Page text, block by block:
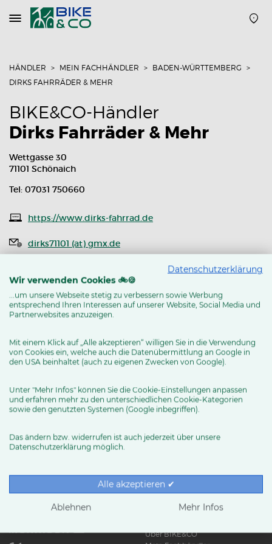
Navigation
öffnen
HÄNDLER MEIN FACHHÄNDLER
BADEN-WÜRTTEMBERG
DIRKS FAHRRÄDER & MEHR
BIKE&CO-Händler
Dirks Fahrräder & Mehr
Wettgasse 30
71101 Schönaich
Tel: 07031 750660
https://www.dirks-fahrrad.de
dirks71101 (at) gmx.de
MEHR ERFAHREN
News & Trends
Ratgeber
Über BIKE&CO
Datenschutzerklärung
Wir verwenden Cookies 🚲🍪
...um unsere Webseite stetig zu verbessern sowie Werbung
entsprechend Ihren Interessen auf unserer Website, Social Media und
Partnerwebsites anzuzeigen.
Mit einem Klick auf „Alle akzeptieren“ willigen Sie in die Verwendung
von Cookies ein, welche auch die Datenübermittlung an Google in
den USA beinhaltet (auch zu eigenen Zwecken von Google).
Unter "Mehr Infos" können Sie die Cookie-Einstellungen anpassen
und erfahren mehr zu den unterschiedlichen Cookie-Kategorien
sowie den genutzten Systemen (Google inbegriffen).
Das ändern bzw. widerrufen ist auch jederzeit über unsere
Datenschutzerklärung möglich.
Alle akzeptieren ✔
Ablehnen Mehr Infos